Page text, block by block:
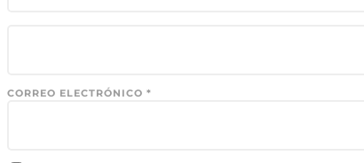
CORREO ELECTRÓNICO *